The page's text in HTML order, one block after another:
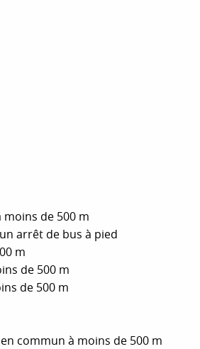
moins de 500 m
arrêt de bus à pied
m
de 500 m
de 500 m
commun à moins de 500 m